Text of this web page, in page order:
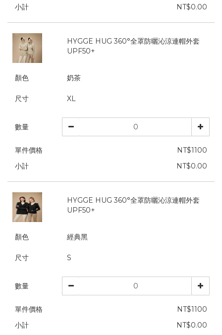
小計 NT$0.00
HYGGE HUG 360°全罩防曬沁涼連帽外套
UPF50+
顏色 奶茶
尺寸 XL
數量
單件價格
NT$1100
小計
NT$0.00
HYGGE HUG 360°全罩防曬沁涼連帽外套
UPF50+
顏色 經典黑
尺寸 S
數量
單件價格
NT$1100
小計
NT$0.00